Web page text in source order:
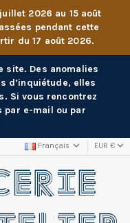
2026 au 15 août
pendant cette
du 17 août 2026.
site. Des anomalies
d’inquiétude, elles
Si vous rencontrez
par e-mail ou par
Français EUR €